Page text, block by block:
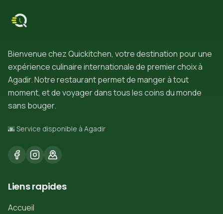
Bienvenue chez Quickitchen, votre destination pour une
expérience culinaire internationale de premier choix à
Agadir. Notre restaurant permet de manger à tout
moment, et de voyager dans tous les coins du monde
sans bouger.
🌆 Service disponible à Agadir
Liens rapides
Accueil